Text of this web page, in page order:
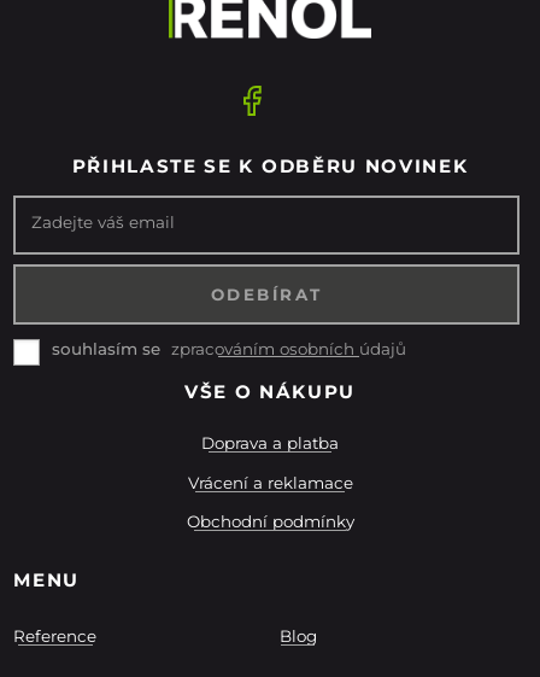
PŘIHLASTE SE K ODBĚRU NOVINEK
Zadejte váš email
souhlasím se zpracováním osobních údajů
VŠE O NÁKUPU
Doprava a platba
Vrácení a reklamace
Obchodní podmínky
MENU
Reference Blog